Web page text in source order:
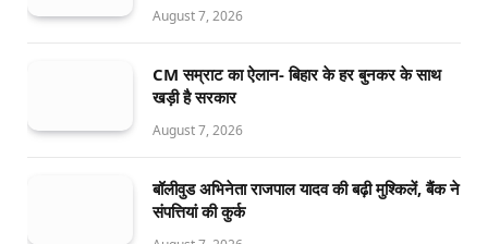
August 7, 2026
CM सम्राट का ऐलान- बिहार के हर बुनकर के साथ
खड़ी है सरकार
August 7, 2026
बॉलीवुड अभिनेता राजपाल यादव की बढ़ी मुश्किलें, बैंक ने
संपत्तियां की कुर्क